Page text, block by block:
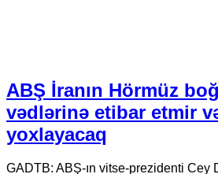
ABŞ İranın Hörmüz
vədlərinə etibar etmir
yoxlayacaq
GADTB: ABŞ-ın vitse-prezidenti Cey